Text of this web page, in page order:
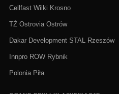
Cellfast Wilki Krosno
TŻ Ostrovia Ostrów
Dakar Development STAL Rzeszów
Innpro ROW Rybnik
Polonia Piła